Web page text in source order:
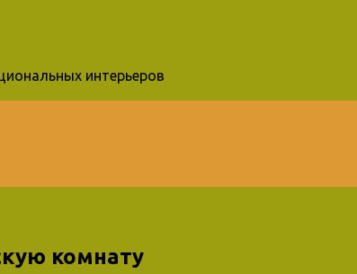
интерьеров
комнату